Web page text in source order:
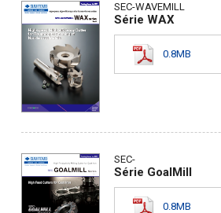
SEC-WAVEMILL
Série WAX
0.8MB
SEC-
Série GoalMill
0.8MB